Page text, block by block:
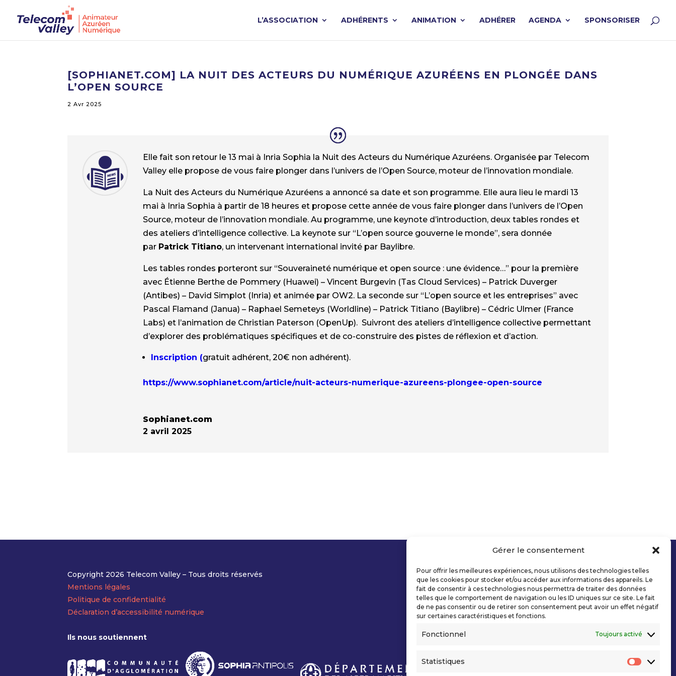
Gérer le consentement
Pour offrir les meilleures expériences, nous utilisons des technologies telles
que les cookies pour stocker et/ou accéder aux informations des appareils. Le
fait de consentir à ces technologies nous permettra de traiter des données
telles que le comportement de navigation ou les ID uniques sur ce site. Le fait
de ne pas consentir ou de retirer son consentement peut avoir un effet négatif
sur certaines caractéristiques et fonctions.
Fonctionnel Toujours activé
Statistiques
L’ASSOCIATION ADHÉRENTS ANIMATION ADHÉRER AGENDA SPONSORISER
[SOPHIANET.COM] LA NUIT DES ACTEURS DU NUMÉRIQUE AZURÉENS EN PLONGÉE DANS
L’OPEN SOURCE
2 Avr 2025
Elle fait son retour le 13 mai à Inria Sophia la Nuit des Acteurs du Numérique Azuréens. Organisée par Telecom
Valley elle propose de vous faire plonger dans l’univers de l’Open Source, moteur de l’innovation mondiale.
La Nuit des Acteurs du Numérique Azuréens a annoncé sa date et son programme. Elle aura lieu le mardi 13
mai à Inria Sophia à partir de 18 heures et propose cette année de vous faire plonger dans l’univers de l’Open
Source, moteur de l’innovation mondiale. Au programme, une keynote d’introduction, deux tables rondes et
des ateliers d’intelligence collective. La keynote sur “L’open source gouverne le monde”, sera donnée
par Patrick Titiano, un intervenant international invité par Baylibre.
Les tables rondes porteront sur “Souveraineté numérique et open source : une évidence…” pour la première
avec Étienne Berthe de Pommery (Huawei) – Vincent Burgevin (Tas Cloud Services) – Patrick Duverger
(Antibes) – David Simplot (Inria) et animée par OW2. La seconde sur “L’open source et les entreprises” avec
Pascal Flamand (Janua) – Raphael Semeteys (Worldline) – Patrick Titiano (Baylibre) – Cédric Ulmer (France
Labs) et l’animation de Christian Paterson (OpenUp). Suivront des ateliers d’intelligence collective permettant
d’explorer des problématiques spécifiques et de co-construire des pistes de réflexion et d’action.
Inscription (gratuit adhérent, 20€ non adhérent).
https://www.sophianet.com/article/nuit-acteurs-numerique-azureens-plongee-open-source
Sophianet.com
2 avril 2025
Copyright 2026 Telecom Valley – Tous droits réservés
Mentions légales
Politique de confidentialité
Déclaration d’accessibilité numérique
Ils nous soutiennent